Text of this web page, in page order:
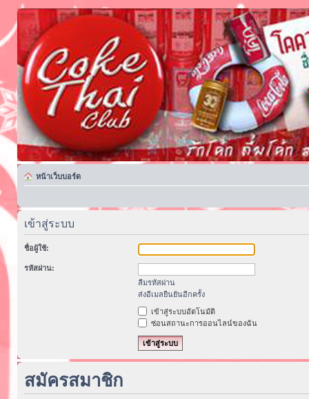
หน้าเว็บบอร์ด
เข้าสู่ระบบ
ชื่อผู้ใช้:
รหัสผ่าน:
ลืมรหัสผ่าน
ส่งอีเมลยืนยันอีกครั้ง
เข้าสู่ระบบอัตโนมัติ
ซ่อนสถานะการออนไลน์ของฉัน
สมัครสมาชิก